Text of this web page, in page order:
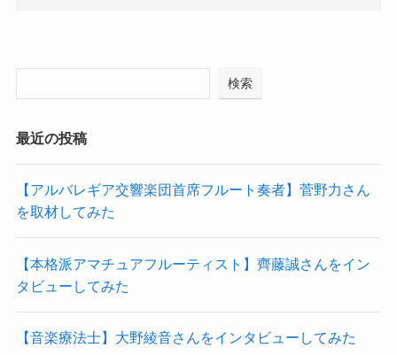
検索
最近の投稿
【アルバレギア交響楽団首席フルート奏者】菅野力さん
を取材してみた
【本格派アマチュアフルーティスト】齊藤誠さんをイン
タビューしてみた
【音楽療法士】大野綾音さんをインタビューしてみた